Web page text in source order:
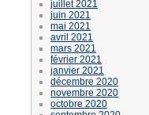
juillet 2021
juin 2021
mai 2021
avril 2021
mars 2021
février 2021
janvier 2021
décembre 2020
novembre 2020
octobre 2020